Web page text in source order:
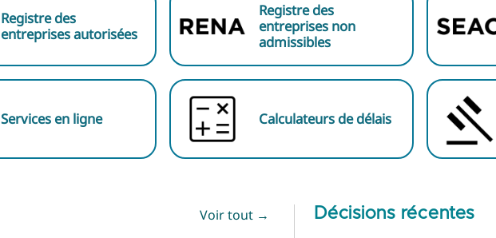
Registre des
entreprises autorisées
Registre des
entreprises non
admissibles
Services en ligne Calculateurs de délais
Voir tout → Décisions récentes